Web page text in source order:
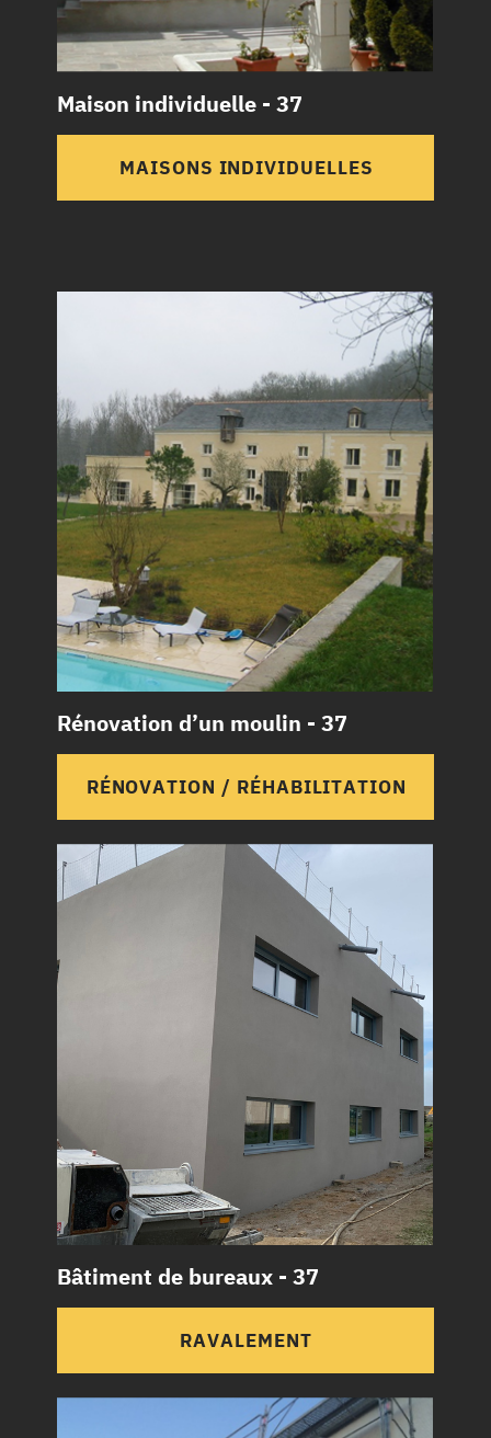
Maison individuelle - 37
MAISONS INDIVIDUELLES
Rénovation d’un moulin - 37
RÉNOVATION / RÉHABILITATION
Bâtiment de bureaux - 37
RAVALEMENT